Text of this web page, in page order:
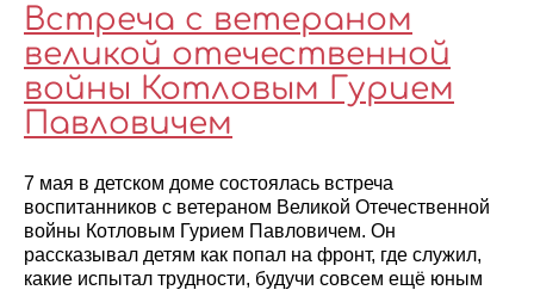
Встреча с ветераном
великой отечественной
войны Котловым Гурием
Павловичем
7 мая в детском доме состоялась встреча
воспитанников с ветераном Великой Отечественной
войны Котловым Гурием Павловичем. Он
рассказывал детям как попал на фронт, где служил,
какие испытал трудности, будучи совсем ещё юным